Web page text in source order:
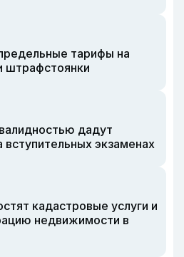
тарифы на
штрафстоянки
дадут
экзаменах
кадастровые услуги и
недвижимости в